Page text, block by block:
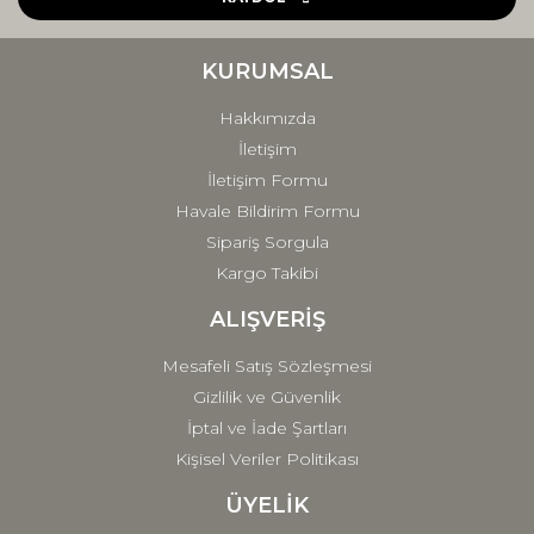
Ürün fiyatı diğer sitelerden daha pahalı.
Gönder
KURUMSAL
Hakkımızda
İletişim
İletişim Formu
Havale Bildirim Formu
Sipariş Sorgula
Kargo Takibi
ALIŞVERİŞ
Mesafeli Satış Sözleşmesi
Gizlilik ve Güvenlik
İptal ve İade Şartları
Kişisel Veriler Politikası
ÜYELİK